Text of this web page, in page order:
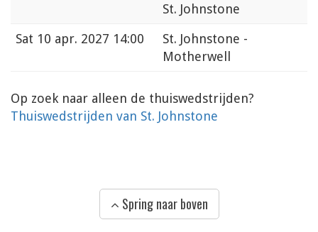
St. Johnstone
Sat 10 apr. 2027 14:00
St. Johnstone -
Motherwell
Op zoek naar alleen de thuiswedstrijden?
Thuiswedstrijden van St. Johnstone
Spring naar boven